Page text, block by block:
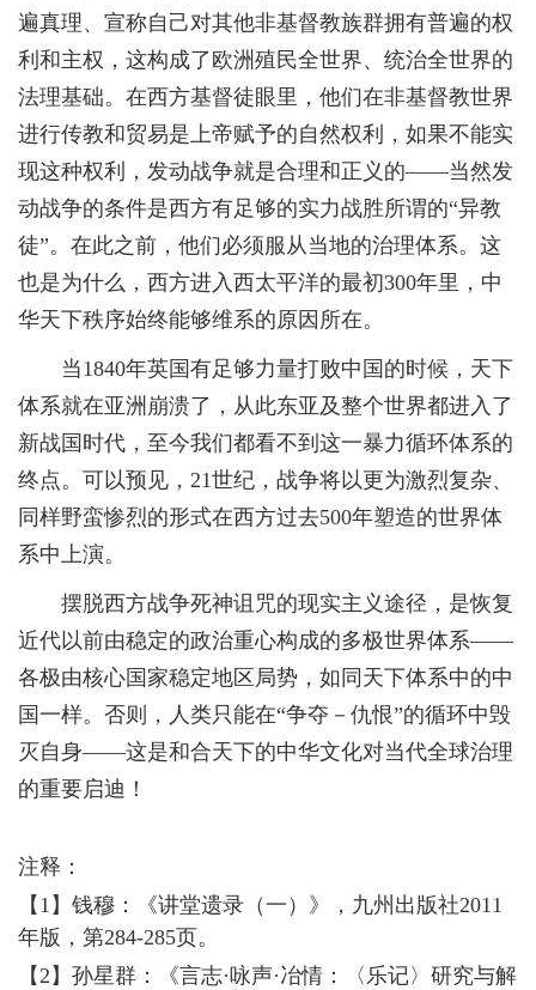
遍真理、宣称自己对其他非基督教族群拥有普遍的权
利和主权，这构成了欧洲殖民全世界、统治全世界的
法理基础。在西方基督徒眼里，他们在非基督教世界
进行传教和贸易是上帝赋予的自然权利，如果不能实
现这种权利，发动战争就是合理和正义的——当然发
动战争的条件是西方有足够的实力战胜所谓的“异教
徒”。在此之前，他们必须服从当地的治理体系。这
也是为什么，西方进入西太平洋的最初300年里，中
华天下秩序始终能够维系的原因所在。
当1840年英国有足够力量打败中国的时候，天下
体系就在亚洲崩溃了，从此东亚及整个世界都进入了
新战国时代，至今我们都看不到这一暴力循环体系的
终点。可以预见，21世纪，战争将以更为激烈复杂、
同样野蛮惨烈的形式在西方过去500年塑造的世界体
系中上演。
摆脱西方战争死神诅咒的现实主义途径，是恢复
近代以前由稳定的政治重心构成的多极世界体系——
各极由核心国家稳定地区局势，如同天下体系中的中
国一样。否则，人类只能在“争夺－仇恨”的循环中毁
灭自身——这是和合天下的中华文化对当代全球治理
的重要启迪！
注释：
【1】钱穆：《讲堂遗录（一）》，九州出版社2011
年版，第284-285页。
【2】孙星群：《言志·咏声·冶情：〈乐记〉研究与解